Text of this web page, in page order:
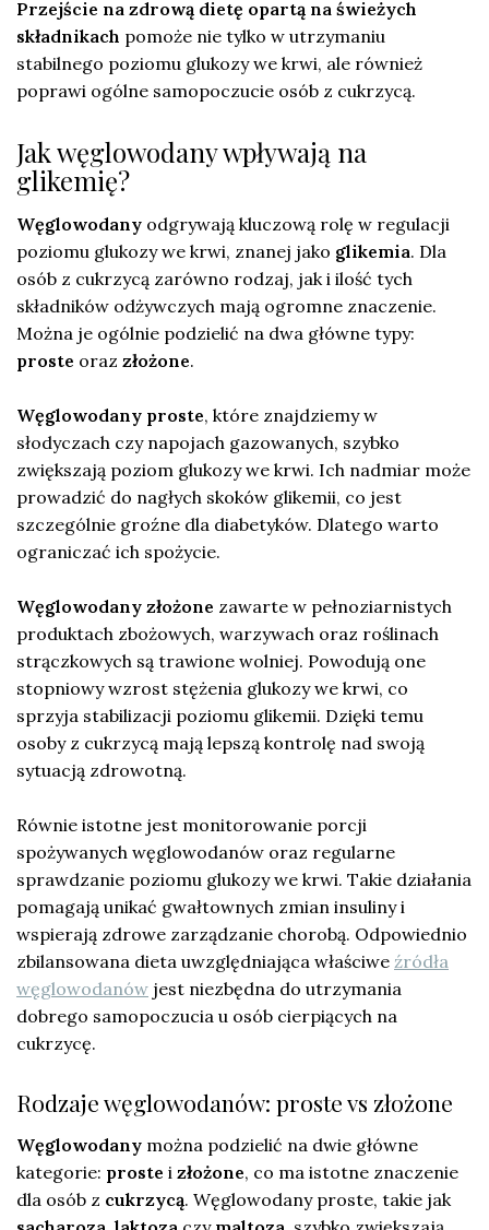
Przejście na zdrową dietę opartą na świeżych
składnikach pomoże nie tylko w utrzymaniu
stabilnego poziomu glukozy we krwi, ale również
poprawi ogólne samopoczucie osób z cukrzycą.
Jak węglowodany wpływają na
glikemię?
Węglowodany odgrywają kluczową rolę w regulacji
poziomu glukozy we krwi, znanej jako glikemia. Dla
osób z cukrzycą zarówno rodzaj, jak i ilość tych
składników odżywczych mają ogromne znaczenie.
Można je ogólnie podzielić na dwa główne typy:
proste oraz złożone.
Węglowodany proste, które znajdziemy w
słodyczach czy napojach gazowanych, szybko
zwiększają poziom glukozy we krwi. Ich nadmiar może
prowadzić do nagłych skoków glikemii, co jest
szczególnie groźne dla diabetyków. Dlatego warto
ograniczać ich spożycie.
Węglowodany złożone zawarte w pełnoziarnistych
produktach zbożowych, warzywach oraz roślinach
strączkowych są trawione wolniej. Powodują one
stopniowy wzrost stężenia glukozy we krwi, co
sprzyja stabilizacji poziomu glikemii. Dzięki temu
osoby z cukrzycą mają lepszą kontrolę nad swoją
sytuacją zdrowotną.
Równie istotne jest monitorowanie porcji
spożywanych węglowodanów oraz regularne
sprawdzanie poziomu glukozy we krwi. Takie działania
pomagają unikać gwałtownych zmian insuliny i
wspierają zdrowe zarządzanie chorobą. Odpowiednio
zbilansowana dieta uwzględniająca właściwe źródła
węglowodanów jest niezbędna do utrzymania
dobrego samopoczucia u osób cierpiących na
cukrzycę.
Rodzaje węglowodanów: proste vs złożone
Węglowodany można podzielić na dwie główne
kategorie: proste i złożone, co ma istotne znaczenie
dla osób z cukrzycą. Węglowodany proste, takie jak